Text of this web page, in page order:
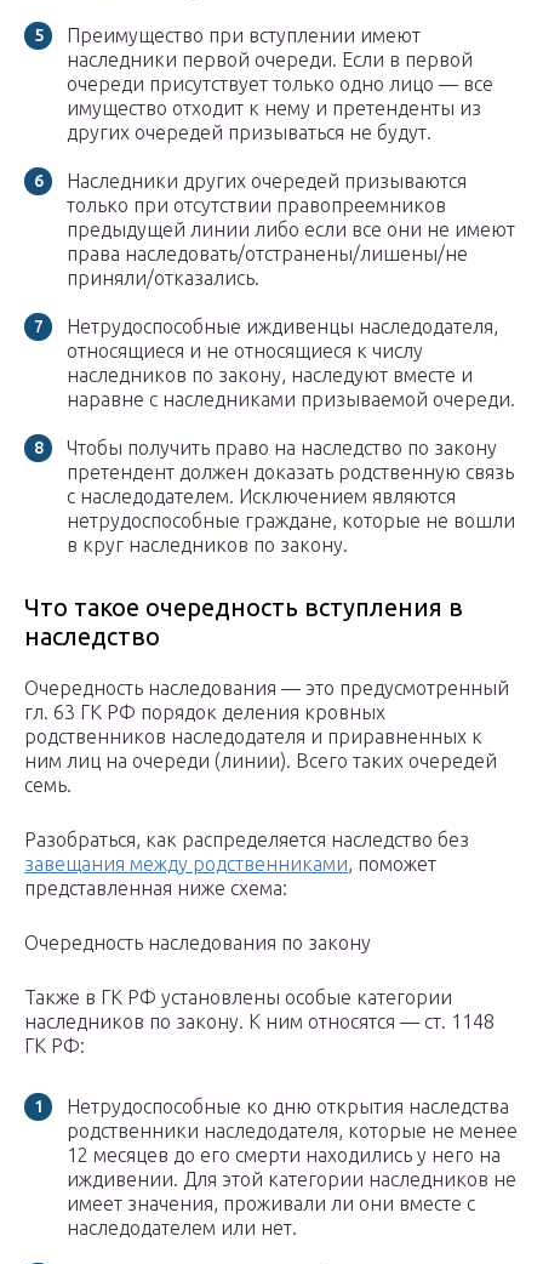
Преимущество при вступлении имеют
наследники первой очереди. Если в первой
очереди присутствует только одно лицо — все
имущество отходит к нему и претенденты из
других очередей призываться не будут.
Наследники других очередей призываются
только при отсутствии правопреемников
предыдущей линии либо если все они не имеют
права наследовать/отстранены/лишены/не
приняли/отказались.
Нетрудоспособные иждивенцы наследодателя,
относящиеся и не относящиеся к числу
наследников по закону, наследуют вместе и
наравне с наследниками призываемой очереди.
Чтобы получить право на наследство по закону
претендент должен доказать родственную связь
с наследодателем. Исключением являются
нетрудоспособные граждане, которые не вошли
в круг наследников по закону.
Что такое очередность вступления в
наследство
Очередность наследования — это предусмотренный
гл. 63 ГК РФ порядок деления кровных
родственников наследодателя и приравненных к
ним лиц на очереди (линии). Всего таких очередей
семь.
Разобраться, как распределяется наследство без
завещания между родственниками, поможет
представленная ниже схема:
Очередность наследования по закону
Также в ГК РФ установлены особые категории
наследников по закону. К ним относятся — ст. 1148
ГК РФ:
Нетрудоспособные ко дню открытия наследства
родственники наследодателя, которые не менее
12 месяцев до его смерти находились у него на
иждивении. Для этой категории наследников не
имеет значения, проживали ли они вместе с
наследодателем или нет.